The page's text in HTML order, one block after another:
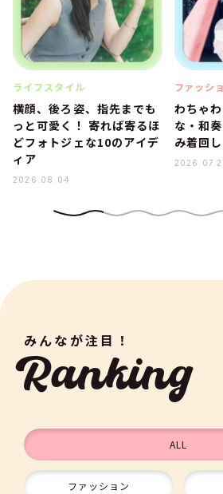
ライフスタイル
横顔、後ろ姿、指先までも
っと可愛く！ 寄れば寄るほ
どフォトジェな10のアイデ
ィア
2026.08.04
ファッシ
わちゃ
な・和
み着回
みんなが注目！
Ranking
ALL
ファッション